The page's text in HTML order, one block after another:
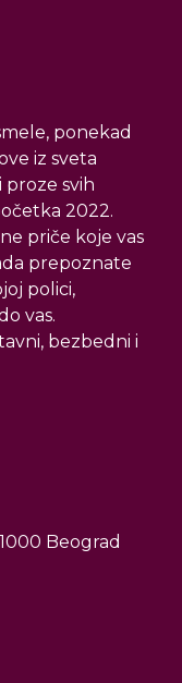
ponekad
iz sveta
proze svih
2022.
priče koje vas
prepoznate
polici,
vas.
bezbedni i
Beograd